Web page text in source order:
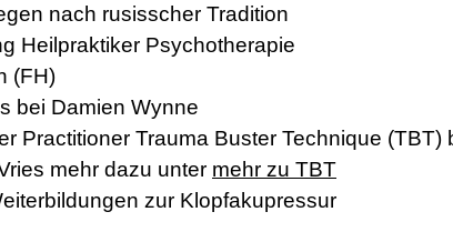
nach rusisscher Tradition
Heilpraktiker Psychotherapie
(FH)
bei Damien Wynne
Practitioner Trauma Buster Technique (TBT)
mehr dazu unter mehr zu TBT
zur Klopfakupressur